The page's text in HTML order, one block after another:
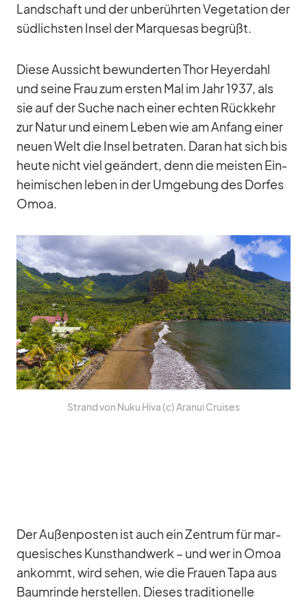
Land­schaft und der un­be­rühr­ten Ve­ge­ta­tion der
süd­lichs­ten In­sel der Mar­que­sas be­grüßt.
Diese Aus­sicht be­wun­der­ten Thor He­yer­dahl
und seine Frau zum ers­ten Mal im Jahr 1937, als
sie auf der Su­che nach ei­ner ech­ten Rück­kehr
zur Na­tur und ei­nem Le­ben wie am An­fang ei­ner
neuen Welt die In­sel be­tra­ten. Daran hat sich bis
heute nicht viel ge­än­dert, denn die meis­ten Ein­
hei­mi­schen le­ben in der Um­ge­bung des Dor­fes
Omoa.
Strand von Nuku Hiva (c) Ara­nui Crui­ses
Der Au­ßen­pos­ten ist auch ein Zen­trum für mar­
que­si­sches Kunst­hand­werk – und wer in Omoa
an­kommt, wird se­hen, wie die Frauen Tapa aus
Baum­rinde her­stel­len. Die­ses tra­di­tio­nelle